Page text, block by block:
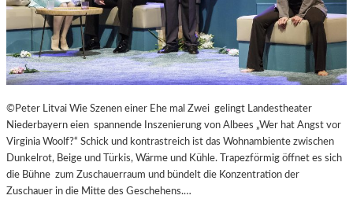
©Peter Litvai Wie Szenen einer Ehe mal Zwei gelingt Landestheater
Niederbayern eien spannende Inszenierung von Albees „Wer hat Angst vor
Virginia Woolf?“ Schick und kontrastreich ist das Wohnambiente zwischen
Dunkelrot, Beige und Türkis, Wärme und Kühle. Trapezförmig öffnet es sich
die Bühne zum Zuschauerraum und bündelt die Konzentration der
Zuschauer in die Mitte des Geschehens.…